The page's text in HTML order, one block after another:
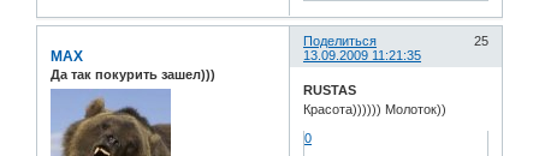
Поделиться
25
13.09.2009 11:21:35
MAX
Да так покурить зашел)))
RUSTAS
Красота)))))) Молоток))
0